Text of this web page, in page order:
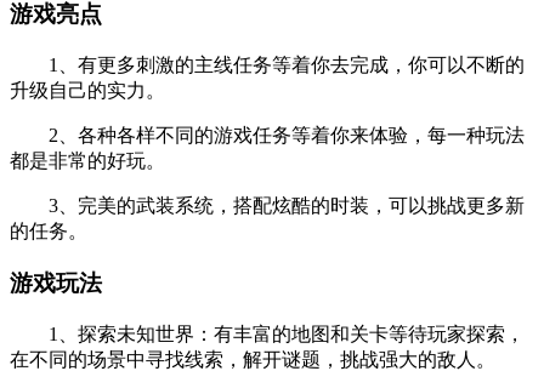
游戏亮点
1、有更多刺激的主线任务等着你去完成，你可以不断的
升级自己的实力。
2、各种各样不同的游戏任务等着你来体验，每一种玩法
都是非常的好玩。
3、完美的武装系统，搭配炫酷的时装，可以挑战更多新
的任务。
游戏玩法
1、探索未知世界：有丰富的地图和关卡等待玩家探索，
在不同的场景中寻找线索，解开谜题，挑战强大的敌人。